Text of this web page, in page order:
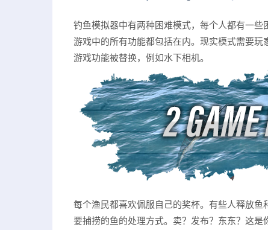
钓鱼模拟器中有两种困难模式，每个人都有一些
游戏中的所有功能都包括在内。现实模式需要
游戏功能被替换，例如水下相机。
每个渔民都喜欢佩服自己的奖杯。有些人释放
要捕捞的鱼的处理方式。卖？发布？东东？这是